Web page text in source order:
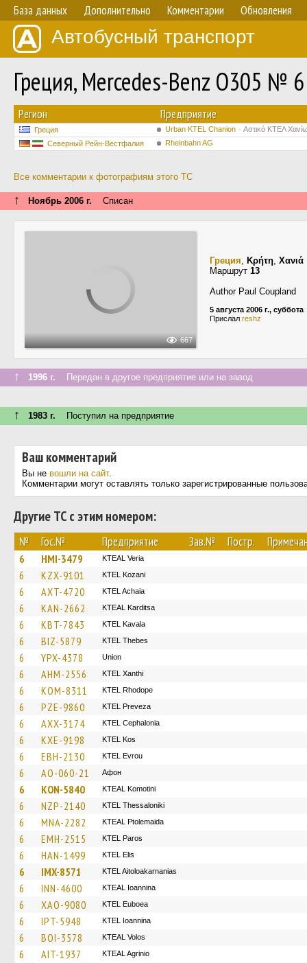
База данных Дополнительно Комментарии Обновления
Автобусный транспорт
Греция, Mercedes-Benz O305 № 6
Регион Предприятие
Греция Urban KTEL Chanion
Αστικό ΚΤΕΛ
Северный Рейн-Вестфалия
Rheinbahn AG
Все комментарии к фотографиям этого ТС
↑ Ноябрь 2006 г. Списан
667
Греция, Κρήτη, Χανιά
Маршрут 13
Author Paul Coupland
5 августа 2006 г., суббота
Прислал reshz
↑ 1996 г. Передан в другое предприятие или на завод
↑ 1983 г. Поступил на предприятие
Ваш комментарий
Вы не вошли на сайт.
Комментарии могут оставлять только зарегистрированные
Другие ТС с этим номером:
№ Гос.№ Предприятие Зав.№ Постр.
6 HMI-3479 KTEAL Veria
6 KZX-9101 ΚΤΕL Kozani
6 AXT-4720 KTEL Achaia
6 KAN-2662 KTEAL Karditsa
6 KBT-7843 KTEL Kavala
6 BIZ-5879 KTEL Thebes
6 YPX-4378 Union
6 AHM-2556 KTEL Xanthi
6 KOM-8311 KTEL Rhodope
6 PZE-9860 KTEL Preveza
6 AXX-3174 KTEL Cephalonia
6 KXE-9198 KTEL Kos
6 EBH-2130 KTEL Evrou
6 AO-060-21 Афон
6 KON-5840 KTEAL Komotini
6 NZP-2140 KTEL Thessaloniki
6 MNA-2282 KTEAL Ptolemaida
6 EMH-2515 KTEL Paros
6 HAN-1499 KTEL Elis
6 IMX-8571 KTEL Aitoloakarnanias
6 INN-4600 KTEAL Ioannina
6 XAO-9080 ΚΤΕL Euboea
6 IPT-5948 KTEL Ioannina
6 BOI-3578 KTEAL Volos
6 AIT-1937 KTEAL Agrinio